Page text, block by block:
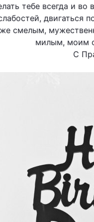
тебе всегда и
двигаться
же смелым,
милым, моим
С